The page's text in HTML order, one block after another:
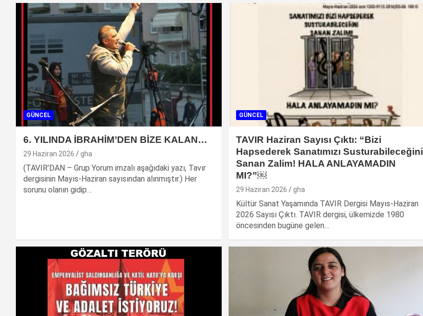
GÜNCEL
6. YILINDA İBRAHİM’DEN BİZE KALAN…
29 Haziran 2026 gha
(TAVIR’DAN – Grup Yorum imzalı aşağıdaki yazı, Tavır
dergisinin Mayıs-Haziran sayısından alınmıştır.) Her
sorunu olanın gidip…
GÜNCEL
TAVIR Haziran Sayısı Çıktı: “Bizi
Hapsederek Sanatımızı Susturabileceğini
Sanan Zalim! HALA ANLAYAMADIN
MI?”￼
29 Haziran 2026 gha
Kültür Sanat Yaşamında TAVIR Dergisi Mayıs-Haziran
2026 Sayısı Çıktı. TAVIR dergisi, ülkemizde 1980
öncesinden bugüne gelen…